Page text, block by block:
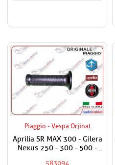
Piaggio - Vespa Orjinal
Aprilia SR MAX 300 - Gilera
Nexus 250 - 300 - 500 -
583094